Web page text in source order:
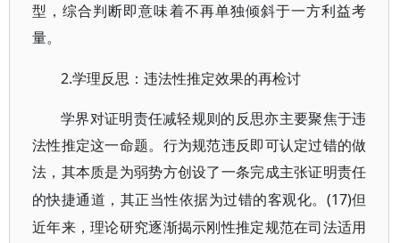
型，综合判断即意味着不再单独倾斜于一方利益考
量。
2.学理反思：违法性推定效果的再检讨
学界对证明责任减轻规则的反思亦主要聚焦于违
法性推定这一命题。行为规范违反即可认定过错的做
法，其本质是为弱势方创设了一条完成主张证明责任
的快捷通道，其正当性依据为过错的客观化。 (17)但
近年来，理论研究逐渐揭示刚性推定规范在司法适用